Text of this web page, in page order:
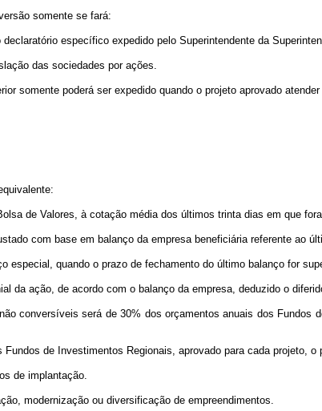
somente se fará:
específico expedido pelo Superintendente da
das sociedades por ações.
somente poderá ser expedido quando o projeto aprovado
de Valores, à cotação média dos últimos trinta dias em que
com base em balanço da empresa beneficiária referente ao
especial, quando o prazo de fechamento do último balanço for
da ação, de acordo com o balanço da empresa, deduzido o
conversíveis será de 30% dos orçamentos anuais dos
de Investimentos Regionais, aprovado para cada projeto,
de implantação.
modernização ou diversificação de empreendimentos.